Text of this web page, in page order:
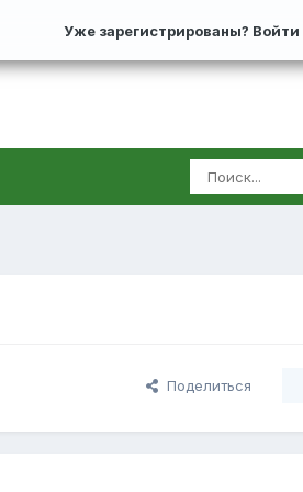
Уже зарегистрированы? Войти
Поделиться